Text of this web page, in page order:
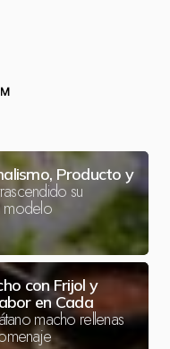
Producto y
su
modelo
con Frijol y
en Cada
macho rellenas